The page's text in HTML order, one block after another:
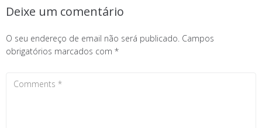
Deixe um comentário
O seu endereço de email não será publicado. Campos
obrigatórios marcados com *